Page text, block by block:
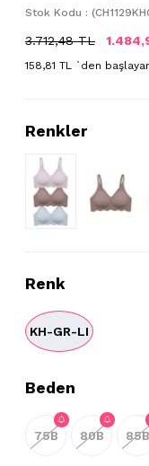
Stok Kodu
3.712,48 TL
158,81 TL `den
Renk
KH-GR-LI
Beden
75B 80B 85B